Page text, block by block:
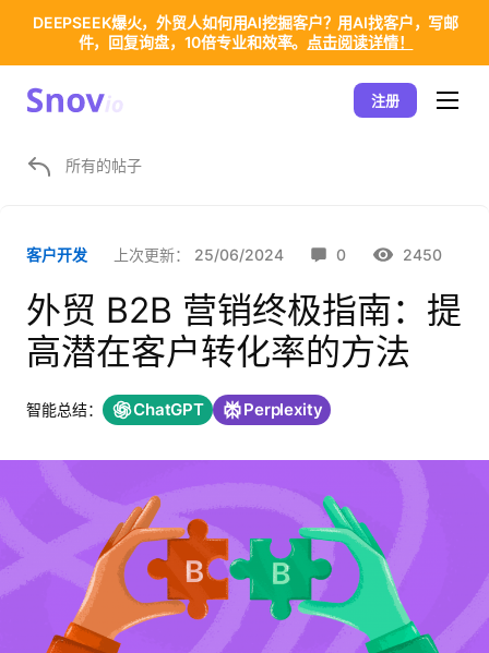
注册
所有的帖子
客户开发 上次更新： 25/06/2024 0 2450
外贸 B2B 营销终极指南：提
高潜在客户转化率的方法
智能总结： ChatGPT Perplexity
DEEPSEEK爆火，外贸人如何用AI挖掘客户？用AI找客户，写邮
件，回复询盘，10倍专业和效率。 点击阅读详情！